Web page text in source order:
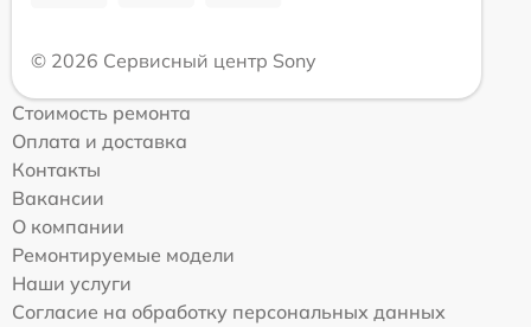
© 2026 Сервисный центр Sony
Стоимость ремонта
Оплата и доставка
Контакты
Вакансии
О компании
Ремонтируемые модели
Наши услуги
Согласие на обработку персональных данных